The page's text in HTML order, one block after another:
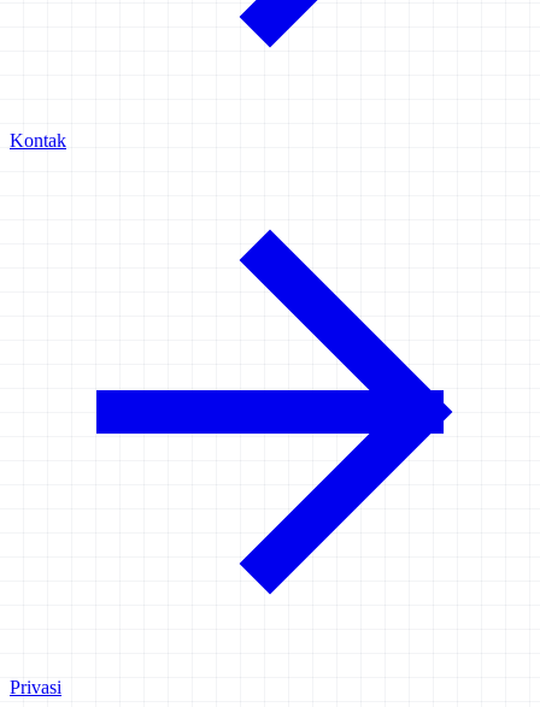
Kontak
Privasi